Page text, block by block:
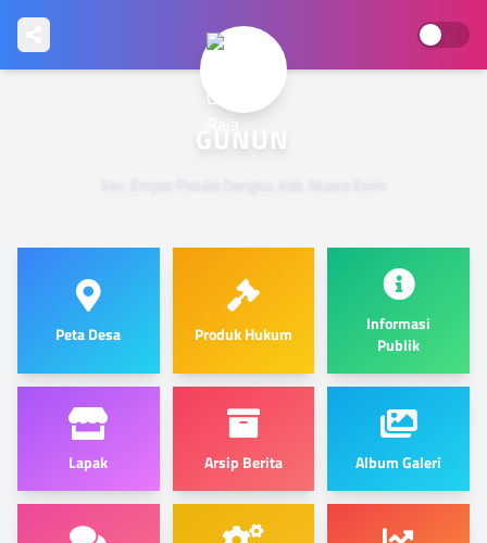
GUNUNG RAJA
Peta Desa Produk Hukum
Informasi
Publik
Lapak Arsip Berita Album Galeri